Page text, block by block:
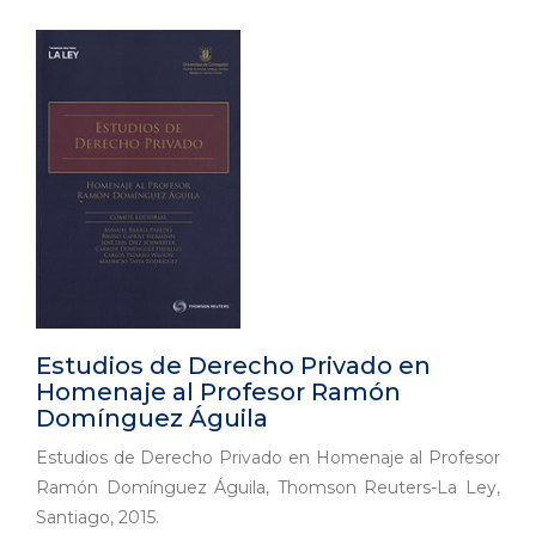
Estudios de Derecho Privado en
Homenaje al Profesor Ramón
Domínguez Águila
Estudios de Derecho Privado en Homenaje al Profesor
Ramón Domínguez Águila, Thomson Reuters-La Ley,
Santiago, 2015.